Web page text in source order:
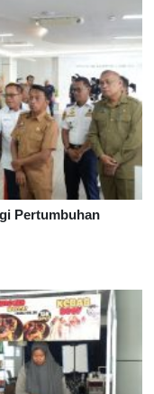
Pertumbuhan